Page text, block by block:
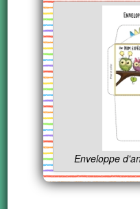
Enveloppe